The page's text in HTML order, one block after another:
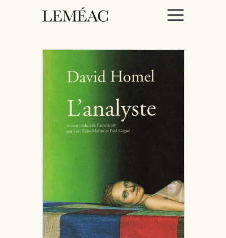
CATALOGUE
AUTEURICES
DROITS / RIGHTS
À PROPOS